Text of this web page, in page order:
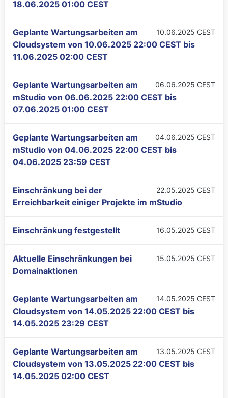
18.06.2025 01:00 CEST
10.06.2025 CEST
Geplante Wartungsarbeiten am
Cloudsystem von 10.06.2025 22:00 CEST bis
11.06.2025 02:00 CEST
06.06.2025 CEST
Geplante Wartungsarbeiten am
mStudio von 06.06.2025 22:00 CEST bis
07.06.2025 01:00 CEST
04.06.2025 CEST
Geplante Wartungsarbeiten am
mStudio von 04.06.2025 22:00 CEST bis
04.06.2025 23:59 CEST
22.05.2025 CEST
Einschränkung bei der
Erreichbarkeit einiger Projekte im mStudio
16.05.2025 CEST
Einschränkung festgestellt
15.05.2025 CEST
Aktuelle Einschränkungen bei
Domainaktionen
14.05.2025 CEST
Geplante Wartungsarbeiten am
Cloudsystem von 14.05.2025 22:00 CEST bis
14.05.2025 23:29 CEST
13.05.2025 CEST
Geplante Wartungsarbeiten am
Cloudsystem von 13.05.2025 22:00 CEST bis
14.05.2025 02:00 CEST